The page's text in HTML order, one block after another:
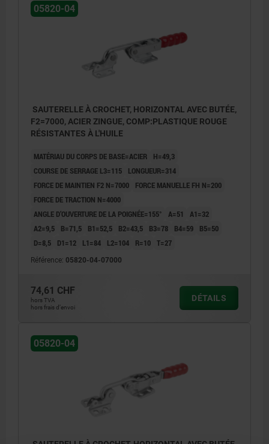
05820-04
SAUTERELLE À CROCHET, HORIZONTAL AVEC BUTÉE,
F2=7000, ACIER ZINGUE, COMP:PLASTIQUE ROUGE
RÉSISTANTES À L'HUILE
MATÉRIAU DU CORPS DE BASE=ACIER
H=49,3
COURSE DE SERRAGE L3=115
LONGUEUR=314
FORCE DE MAINTIEN F2 N=7000
FORCE MANUELLE FH N=200
FORCE DE TRACTION N=4000
ANGLE D’OUVERTURE DE LA POIGNÉE=155°
A=51
A1=32
A2=9,5
B=71,5 B1=52,5 B2=43,5 B3=78 B4=59
B5=50
D=8,5
D1=12 L1=84 L2=104 R=10 T=27
Référence: 05820-04-07000
74,61 CHF
hors TVA
hors frais d’envoi
DÉTAILS
05820-04